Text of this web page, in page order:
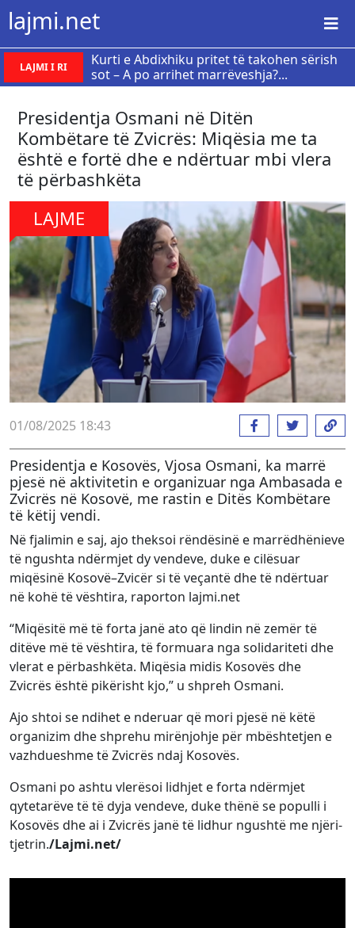
lajmi.net
LAJMI I RI
Kurti e Abdixhiku pritet të takohen sërish
sot – A po arrihet marrëveshja?...
Presidentja Osmani në Ditën
Kombëtare të Zvicrës: Miqësia me ta
është e fortë dhe e ndërtuar mbi vlera
të përbashkëta
LAJME
01/08/2025 18:43
Presidentja e Kosovës, Vjosa Osmani, ka marrë
pjesë në aktivitetin e organizuar nga Ambasada e
Zvicrës në Kosovë, me rastin e Ditës Kombëtare
të këtij vendi.
Në fjalimin e saj, ajo theksoi rëndësinë e marrëdhënieve
të ngushta ndërmjet dy vendeve, duke e cilësuar
miqësinë Kosovë–Zvicër si të veçantë dhe të ndërtuar
në kohë të vështira, raporton lajmi.net
“Miqësitë më të forta janë ato që lindin në zemër të
ditëve më të vështira, të formuara nga solidariteti dhe
vlerat e përbashkëta. Miqësia midis Kosovës dhe
Zvicrës është pikërisht kjo,” u shpreh Osmani.
Ajo shtoi se ndihet e nderuar që mori pjesë në këtë
organizim dhe shprehu mirënjohje për mbështetjen e
vazhdueshme të Zvicrës ndaj Kosovës.
Osmani po ashtu vlerësoi lidhjet e forta ndërmjet
qytetarëve të të dyja vendeve, duke thënë se populli i
Kosovës dhe ai i Zvicrës janë të lidhur ngushtë me njëri-
tjetrin./Lajmi.net/